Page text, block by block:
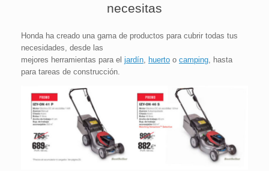
necesitas
Honda ha creado una gama de productos para cubrir todas tus
necesidades, desde las
mejores herramientas para el jardín, huerto o camping, hasta
para tareas de construcción.